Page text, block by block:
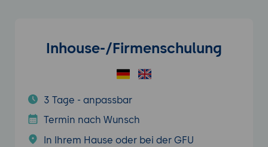
Inhouse-/Firmenschulung
3 Tage - anpassbar
Termin nach Wunsch
In Ihrem Hause oder bei der GFU